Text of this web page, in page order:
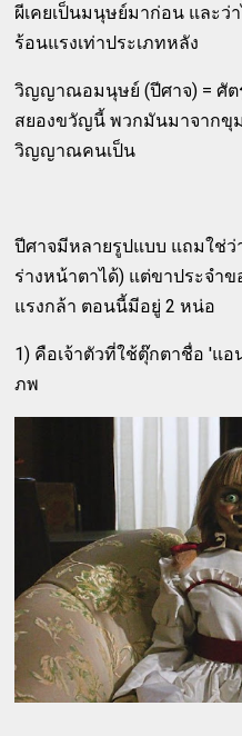
ผีเคยเป็นมนุษย์มาก่อน และว่
ร้อนแรงเท่าประเภทหลัง
วิญญาณอมนุษย์ (ปีศาจ) = ศั
สยองขวัญนี้ พวกมันมาจากขุ
วิญญาณคนเป็น
ปีศาจมีหลายรูปแบบ แถมใช่
ร่างหน้าตาได้) แต่ขาประจำข
แรงกล้า ตอนนี้มีอยู่ 2 หน่อ
1) คือเจ้าตัวที่ใช้ตุ๊กตาชื่อ 'แอ
ภพ